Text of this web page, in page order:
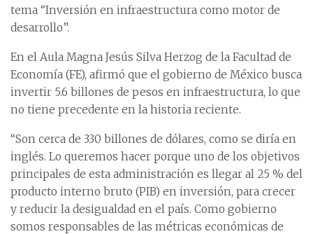
tema “Inversión en infraestructura como motor de
desarrollo”.
En el Aula Magna Jesús Silva Herzog de la Facultad de
Economía (FE), afirmó que el gobierno de México busca
invertir 5.6 billones de pesos en infraestructura, lo que
no tiene precedente en la historia reciente.
“Son cerca de 330 billones de dólares, como se diría en
inglés. Lo queremos hacer porque uno de los objetivos
principales de esta administración es llegar al 25 % del
producto interno bruto (PIB) en inversión, para crecer
y reducir la desigualdad en el país. Como gobierno
somos responsables de las métricas económicas de